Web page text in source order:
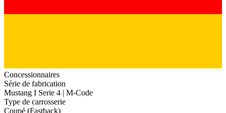
Concessionnaires
Série de fabrication
Mustang I Serie 4 | M-Code
Type de carrosserie
Coupé (Fastback)